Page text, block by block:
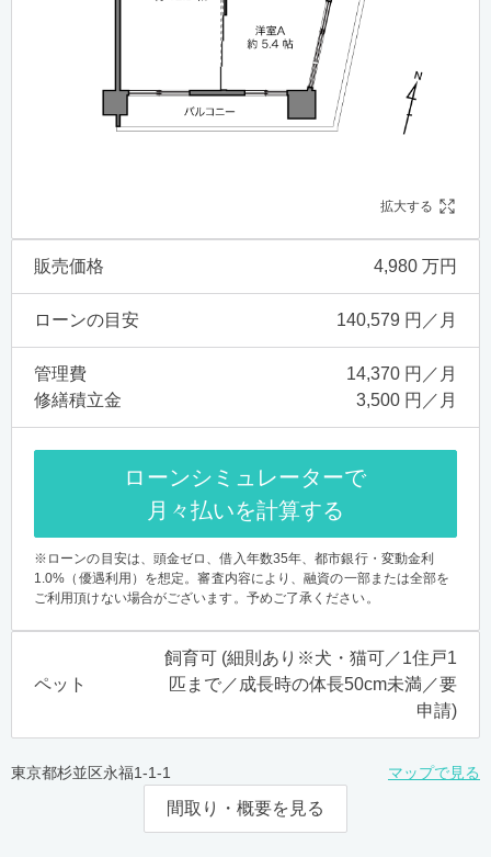
拡大する
販売価格 4,980 万円
ローンの目安 140,579 円／月
管理費
14,370 円／月
修繕積立金
3,500 円／月
ローンシミュレーターで
月々払いを計算する
※ローンの目安は、頭金ゼロ、借入年数35年、都市銀行・変動金利
1.0%（優遇利用）を想定。審査内容により、融資の一部または全部を
ご利用頂けない場合がございます。予めご了承ください。
ペット
飼育可 (細則あり※犬・猫可／1住戸1
匹まで／成長時の体長50cm未満／要
申請)
東京都杉並区永福1-1-1 マップで見る
間取り・概要を見る